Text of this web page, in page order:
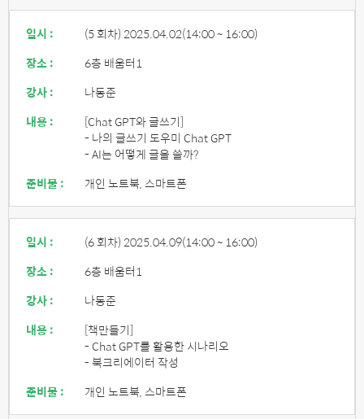
일시 : (5 회차) 2025.04.02(14:00 ~ 16:00)
장소 :
6층 배움터1
강사 :
나동준
내용 :
[Chat GPT와 글쓰기]
- 나의 글쓰기 도우미 Chat GPT
- AI는 어떻게 글을 쓸까?
준비물 :
개인 노트북, 스마트폰
일시 : (6 회차) 2025.04.09(14:00 ~ 16:00)
장소 :
6층 배움터1
강사 :
나동준
내용 :
[책만들기]
- Chat GPT를 활용한 시나리오
- 북크리에이터 작성
준비물 :
개인 노트북, 스마트폰